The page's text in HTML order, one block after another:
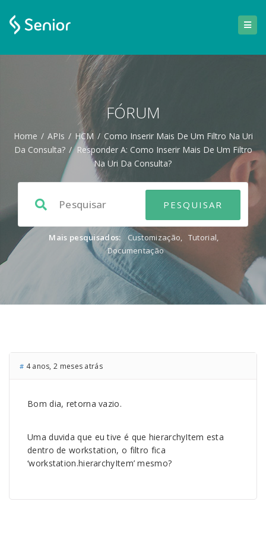
FÓRUM
Home / APIs / HCM / Como Inserir Mais De Um Filtro Na Uri
Da Consulta? / Responder A: Como Inserir Mais De Um Filtro
Na Uri Da Consulta?
Mais pesquisados: Customização, Tutorial,
Documentação
# 4 anos, 2 meses atrás
Bom dia, retorna vazio.
Uma duvida que eu tive é que hierarchyItem esta
dentro de workstation, o filtro fica
‘workstation.hierarchyItem’ mesmo?